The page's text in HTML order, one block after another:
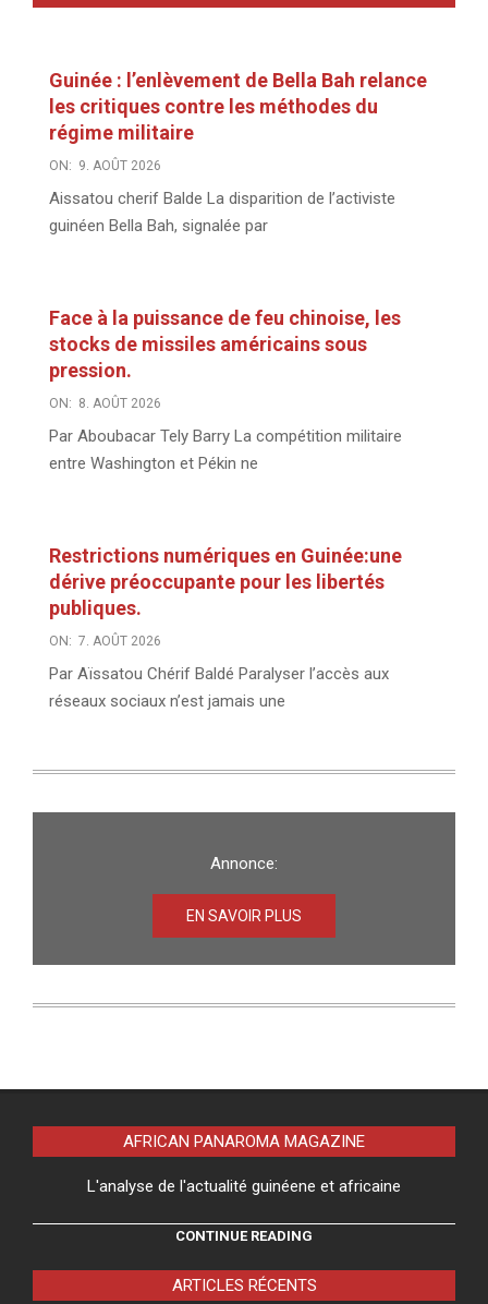
Guinée : l’enlèvement de Bella Bah relance
les critiques contre les méthodes du
régime militaire
ON: 9. AOÛT 2026
Aissatou cherif Balde La disparition de l’activiste
guinéen Bella Bah, signalée par
Face à la puissance de feu chinoise, les
stocks de missiles américains sous
pression.
ON: 8. AOÛT 2026
Par Aboubacar Tely Barry La compétition militaire
entre Washington et Pékin ne
Restrictions numériques en Guinée:une
dérive préoccupante pour les libertés
publiques.
ON: 7. AOÛT 2026
Par Aïssatou Chérif Baldé Paralyser l’accès aux
réseaux sociaux n’est jamais une
Annonce:
EN SAVOIR PLUS
AFRICAN PANAROMA MAGAZINE
L'analyse de l'actualité guinéene et africaine
CONTINUE READING
ARTICLES RÉCENTS